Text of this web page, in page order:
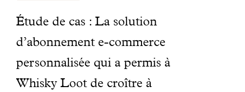
Étude de cas : La solution
d’abonnement e-commerce
personnalisée qui a permis à
Whisky Loot de croître à